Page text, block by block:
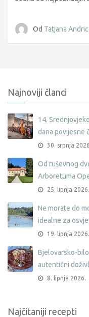
Od Tatjana Andric
Najnoviji članci
14.
dana povijesne
30. srpnja
Od ruševnog
Arboretuma
25. lipnja 2026.
Ne morate do
idealne za
19. lipnja 2026.
Bjelovarsko-
autentični
8. lipnja 2026.
Najčitaniji recepti